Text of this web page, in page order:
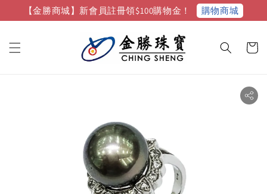
【金勝商城】新會員註冊領$100購物金！ 購物商城